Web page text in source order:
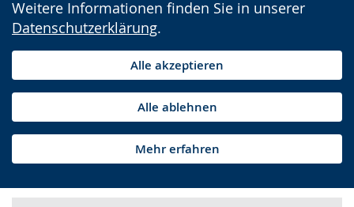
Weitere Informationen finden Sie in unserer
Datenschutzerklärung.
Alle akzeptieren
Alle ablehnen
Mehr erfahren